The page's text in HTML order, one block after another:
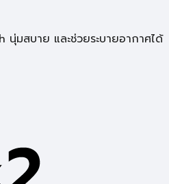
นุ่มสบาย และช่วยระบายอากาศได้